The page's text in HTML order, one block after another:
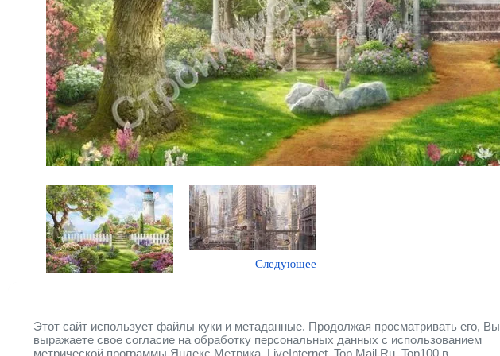
Следующее
Вернуться в галерею
Этот сайт использует файлы куки и метаданные. Продолжая просматривать его, Вы
выражаете свое согласие на обработку персональных данных с использованием
метрической программы Яндекс.Метрика, LiveInternet, Top.Mail.Ru, Top100 в